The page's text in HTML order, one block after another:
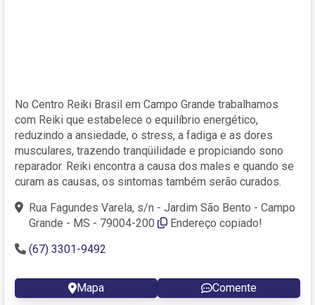
No Centro Reiki Brasil em Campo Grande trabalhamos
com Reiki que estabelece o equilíbrio energético,
reduzindo a ansiedade, o stress, a fadiga e as dores
musculares, trazendo tranqüilidade e propiciando sono
reparador. Reiki encontra a causa dos males e quando se
curam as causas, os sintomas também serão curados.
Rua Fagundes Varela, s/n - Jardim São Bento - Campo
Grande - MS - 79004-200
Endereço copiado!
(67) 3301-9492
Mapa Comente